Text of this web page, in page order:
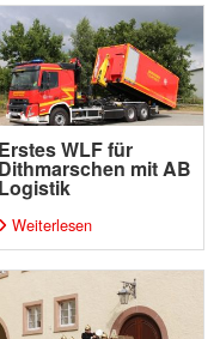
Erstes WLF für
Dithmarschen mit AB
Logistik
Weiterlesen